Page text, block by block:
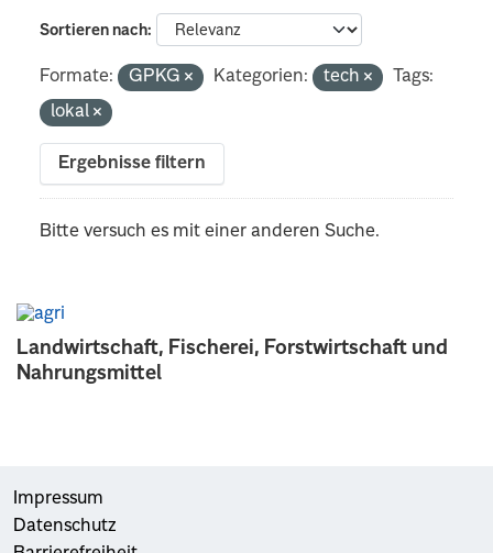
Landwirtschaft, Fischerei, Forstwirtschaft und
Nahrungsmittel
Sortieren nach
Formate: GPKG Kategorien: tech
Tags:
lokal
Ergebnisse filtern
Bitte versuch es mit einer anderen Suche.
Impressum
Datenschutz